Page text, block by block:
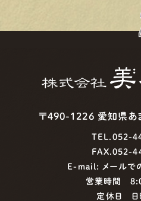
〒490-1226 愛知県あ
TEL.052-
FAX.052-
E-mail: メールで
営業時間
定休日 日